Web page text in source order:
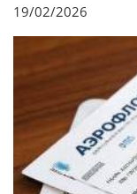
19/02/2026